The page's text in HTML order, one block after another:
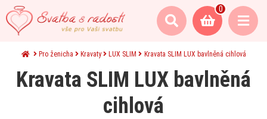
0
Pro ženicha Kravaty LUX SLIM Kravata SLIM LUX bavlněná cihlová
Kravata SLIM LUX bavlněná
cihlová